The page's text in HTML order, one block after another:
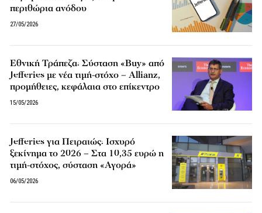
περιθώρια ανόδου
27/05/2026
Εθνική Τράπεζα: Σύσταση «Buy» από
Jefferies με νέα τιμή-στόχο – Allianz,
προμήθειες, κεφάλαια στο επίκεντρο
15/05/2026
Jefferies για Πειραιώς: Ισχυρό
ξεκίνημα το 2026 – Στα 10,35 ευρώ η
τιμή-στόχος, σύσταση «Αγορά»
06/05/2026